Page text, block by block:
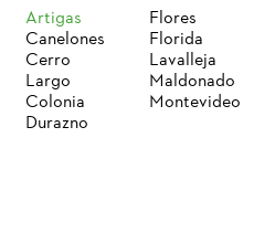
Artigas
Canelones
Cerro
Largo
Colonia
Durazno
Flores
Florida
Lavalleja
Maldonado
Montevideo